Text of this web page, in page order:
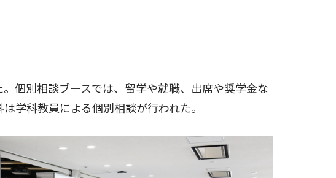
個別相談ブースでは、留学や就職、出席や奨学金な
学科教員による個別相談が行われた。